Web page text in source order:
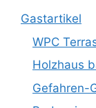
Gastartikel
WPC
Holzhaus
Gefahren-